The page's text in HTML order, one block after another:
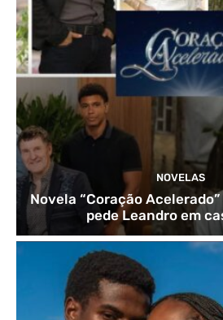
NOVELAS
Novela “Coração
pede Leandro em